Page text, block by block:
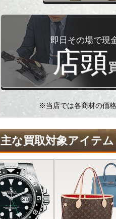
即日その場で現
店頭
※当店では各商材の価
主な買取対象アイテム